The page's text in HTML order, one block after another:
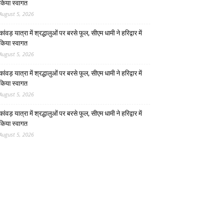
स्वागत
5, 2026
यात्रा में श्रद्धालुओं पर बरसे फूल, सीएम धामी ने हरिद्वार में
स्वागत
5, 2026
यात्रा में श्रद्धालुओं पर बरसे फूल, सीएम धामी ने हरिद्वार में
स्वागत
5, 2026
यात्रा में श्रद्धालुओं पर बरसे फूल, सीएम धामी ने हरिद्वार में
स्वागत
5, 2026